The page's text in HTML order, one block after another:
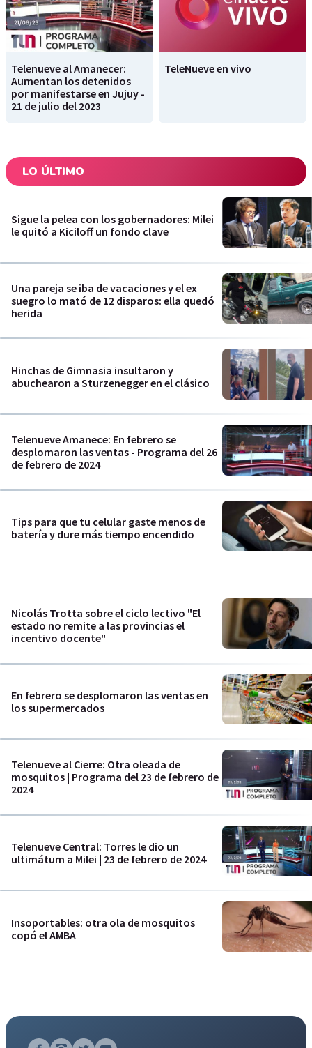
Telenueve al Amanecer:
Aumentan los detenidos
por manifestarse en Jujuy -
21 de julio del 2023
TeleNueve en vivo
LO ÚLTIMO
Sigue la pelea con los gobernadores: Milei
le quitó a Kiciloff un fondo clave
Una pareja se iba de vacaciones y el ex
suegro lo mató de 12 disparos: ella quedó
herida
Hinchas de Gimnasia insultaron y
abuchearon a Sturzenegger en el clásico
Telenueve Amanece: En febrero se
desplomaron las ventas - Programa del 26
de febrero de 2024
Tips para que tu celular gaste menos de
batería y dure más tiempo encendido
Nicolás Trotta sobre el ciclo lectivo "El
estado no remite a las provincias el
incentivo docente"
En febrero se desplomaron las ventas en
los supermercados
Telenueve al Cierre: Otra oleada de
mosquitos | Programa del 23 de febrero de
2024
Telenueve Central: Torres le dio un
ultimátum a Milei | 23 de febrero de 2024
Insoportables: otra ola de mosquitos
copó el AMBA